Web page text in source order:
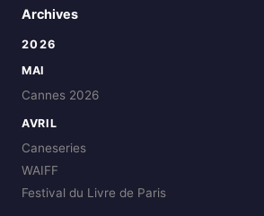
Archives
2026
MAI
Cannes 2026
AVRIL
Caneseries
WAIFF
Festival du Livre de Paris